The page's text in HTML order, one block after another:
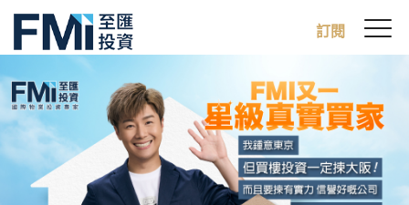
to
main
content
訂閱